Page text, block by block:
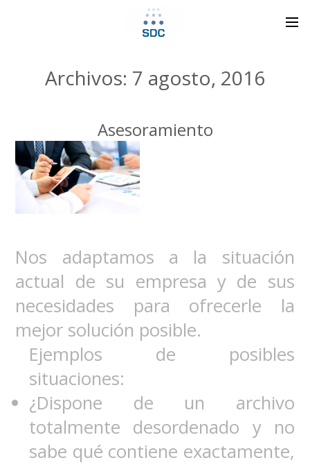
Archivos: 7 agosto, 2016
Asesoramiento
Nos adaptamos a la situación
actual de su empresa y de sus
necesidades para ofrecerle la
mejor solución posible.
Ejemplos de posibles
situaciones:
¿Dispone de un archivo
totalmente desordenado y no
sabe qué contiene exactamente,